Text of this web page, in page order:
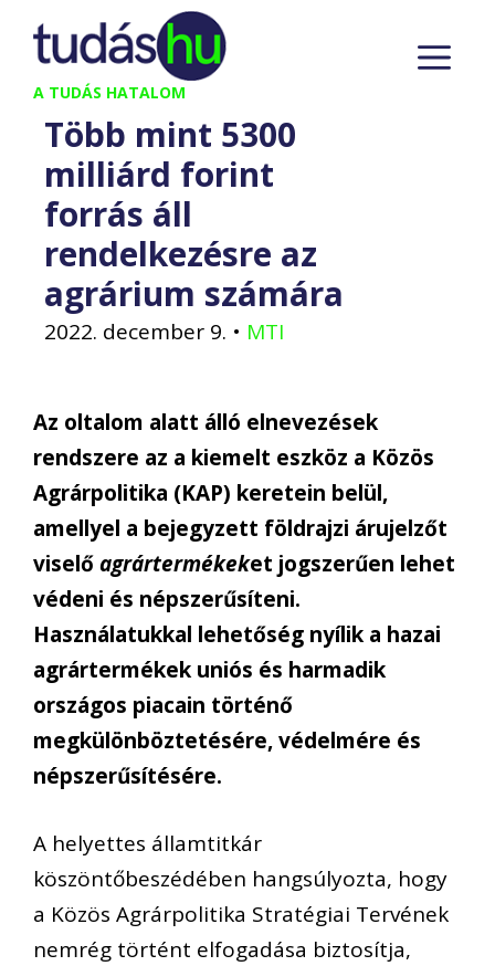
Kilépés
tartalomba
A TUDÁS HATALOM
Több mint 5300
milliárd forint
forrás áll
rendelkezésre az
agrárium számára
2022. december 9. • MTI
Az oltalom alatt álló elnevezések
rendszere az a kiemelt eszköz a Közös
Agrárpolitika (KAP) keretein belül,
amellyel a bejegyzett földrajzi árujelzőt
viselőagrártermékeket jogszerűen lehet
védeni és népszerűsíteni.
Használatukkal lehetőség nyílik a hazai
agrártermékek uniós és harmadik
országos piacain történő
megkülönböztetésére, védelmére és
népszerűsítésére.
A helyettes államtitkár
köszöntőbeszédében hangsúlyozta, hogy
a Közös Agrárpolitika Stratégiai Tervének
nemrég történt elfogadása biztosítja,